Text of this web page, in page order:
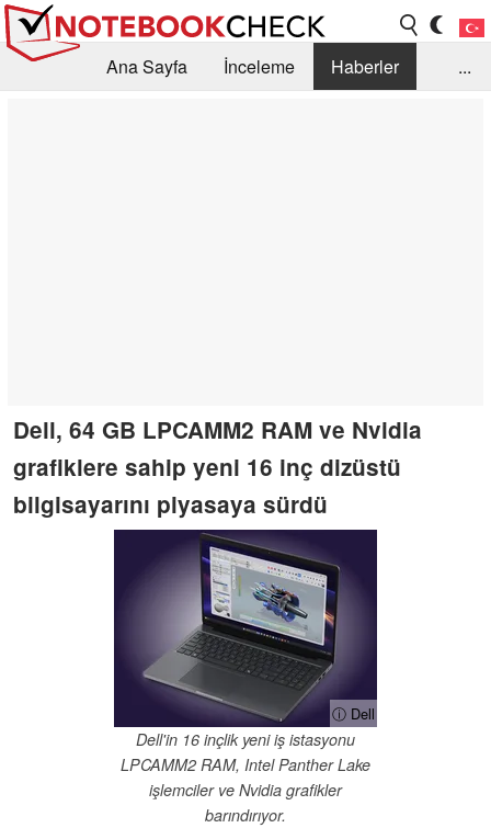
Ana Sayfa İnceleme
Haberler
...
Dell, 64 GB LPCAMM2 RAM ve Nvidia
grafiklere sahip yeni 16 inç dizüstü
bilgisayarını piyasaya sürdü
ⓘ Dell
Dell'in 16 inçlik yeni iş istasyonu
LPCAMM2 RAM, Intel Panther Lake
işlemciler ve Nvidia grafikler
barındırıyor.